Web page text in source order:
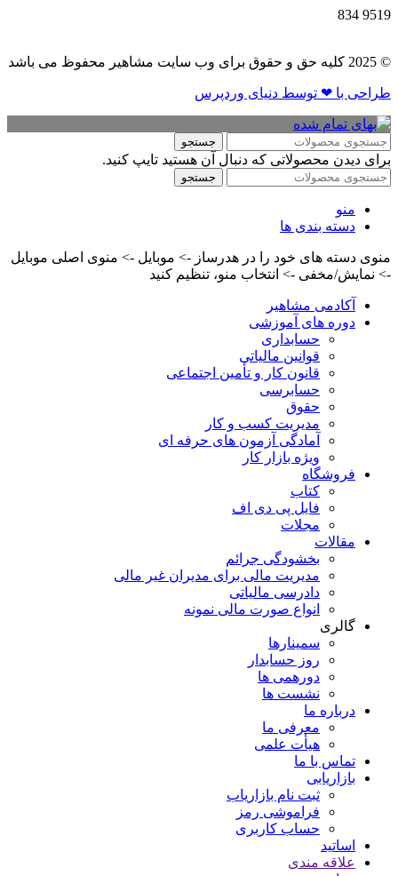
9519
834
© 2025 کلیه حق و حقوق برای وب سایت مشاهیر محفوظ می باشد
طراحی با ❤ توسط​ دنیای وردپرس
جستجو
برای دیدن محصولاتی که دنبال آن هستید تایپ کنید.
جستجو
منو
دسته بندی ها
منوی دسته های خود را در هدرساز -> موبایل -> منوی اصلی موبایل
-> نمایش/مخفی -> انتخاب منو، تنظیم کنید
آکادمی مشاهیر
دوره های آموزشی
حسابداری
قوانین مالیاتی
قانون کار و تأمین اجتماعی
حسابرسی
حقوق
مدیریت کسب و کار
آمادگی آزمون های حرفه ای
ویژه بازار کار
فروشگاه
کتاب
فایل پی دی اف
مجلات
مقالات
بخشودگی جرائم
مدیریت مالی برای مدیران غیر مالی
دادرسی مالیاتی
انواع صورت مالی نمونه
گالری
سمینارها
روز حسابدار
دورهمی ها
نشست ها
درباره ما
معرفی ما
هیأت علمی
تماس با ما
بازاریابی
ثبت نام بازاریاب
فراموشی رمز
حساب کاربری
اساتید
علاقه مندی